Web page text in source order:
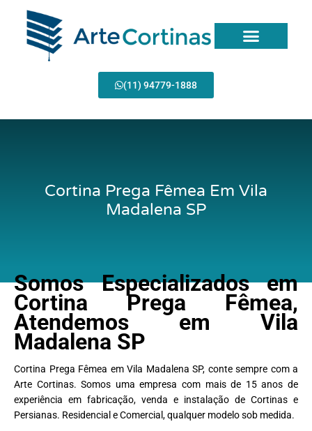
conteúdo
(11) 94779-1888
Cortina Prega Fêmea Em Vila
Madalena SP
Somos Especializados em
Cortina Prega Fêmea,
Atendemos em Vila
Madalena SP
Cortina Prega Fêmea em Vila Madalena SP, conte sempre com a
Arte Cortinas. Somos uma empresa com mais de 15 anos de
experiência em fabricação, venda e instalação de Cortinas e
Persianas. Residencial e Comercial, qualquer modelo sob medida.